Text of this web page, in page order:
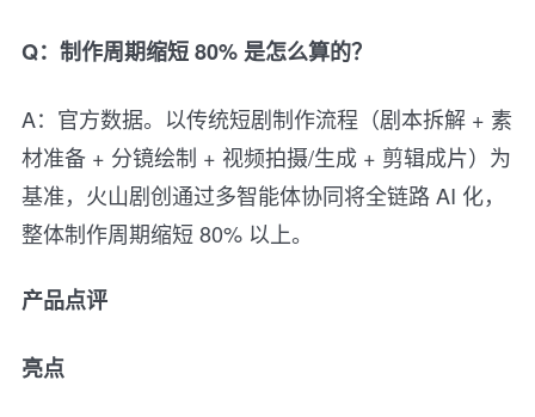
Q：制作周期缩短 80% 是怎么算的？
A：官方数据。以传统短剧制作流程（剧本拆解 + 素
材准备 + 分镜绘制 + 视频拍摄/生成 + 剪辑成片）为
基准，火山剧创通过多智能体协同将全链路 AI 化，
整体制作周期缩短 80% 以上。
产品点评
亮点